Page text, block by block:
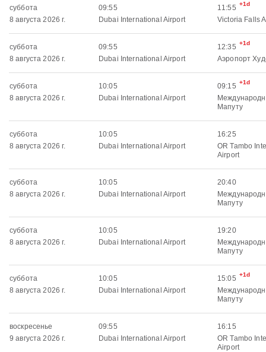
суббота
8 августа 2026 г.
09:55
Dubai International Airport
11:55 +1d
Victoria Falls
суббота
8 августа 2026 г.
09:55
Dubai International Airport
12:35 +1d
Аэропорт
суббота
8 августа 2026 г.
10:05
Dubai International Airport
09:15 +1d
Мапуту
суббота
8 августа 2026 г.
10:05
Dubai International Airport
16:25
OR Tambo
Airport
суббота
8 августа 2026 г.
10:05
Dubai International Airport
20:40
Мапуту
суббота
8 августа 2026 г.
10:05
Dubai International Airport
19:20
Мапуту
суббота
8 августа 2026 г.
10:05
Dubai International Airport
15:05 +1d
Мапуту
воскресенье
9 августа 2026 г.
09:55
Dubai International Airport
16:15
OR Tambo
Airport